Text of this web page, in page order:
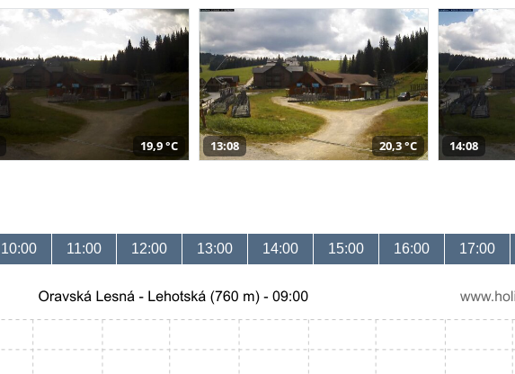
19,9 °C 13:08 20,3 °C 14:08
10:00 11:00 12:00 13:00 14:00 15:00 16:00 17:00